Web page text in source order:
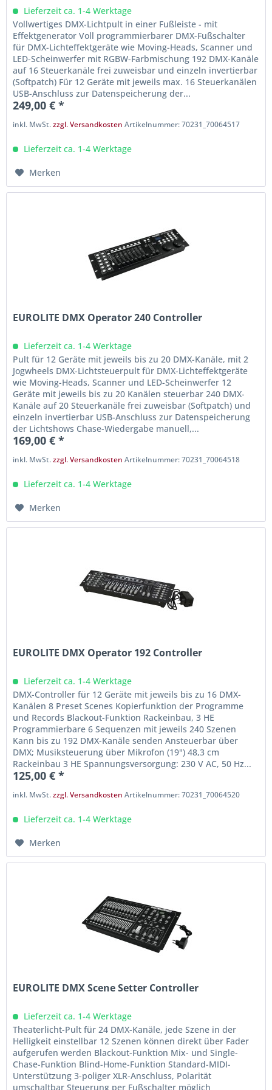
Lieferzeit ca. 1-4 Werktage
Vollwertiges DMX-Lichtpult in einer Fußleiste - mit
Effektgenerator Voll programmierbarer DMX-Fußschalter
für DMX-Lichteffektgeräte wie Moving-Heads, Scanner und
LED-Scheinwerfer mit RGBW-Farbmischung 192 DMX-Kanäle
auf 16 Steuerkanäle frei zuweisbar und einzeln invertierbar
(Softpatch) Für 12 Geräte mit jeweils max. 16 Steuerkanälen
USB-Anschluss zur Datenspeicherung der...
249,00 € *
inkl. MwSt.zzgl. Versandkosten Artikelnummer: 70231_70064517
Lieferzeit ca. 1-4 Werktage
Merken
EUROLITE DMX Operator 240 Controller
Lieferzeit ca. 1-4 Werktage
Pult für 12 Geräte mit jeweils bis zu 20 DMX-Kanäle, mit 2
Jogwheels DMX-Lichtsteuerpult für DMX-Lichteffektgeräte
wie Moving-Heads, Scanner und LED-Scheinwerfer 12
Geräte mit jeweils bis zu 20 Kanälen steuerbar 240 DMX-
Kanäle auf 20 Steuerkanäle frei zuweisbar (Softpatch) und
einzeln invertierbar USB-Anschluss zur Datenspeicherung
der Lichtshows Chase-Wiedergabe manuell,...
169,00 € *
inkl. MwSt.zzgl. Versandkosten Artikelnummer: 70231_70064518
Lieferzeit ca. 1-4 Werktage
Merken
EUROLITE DMX Operator 192 Controller
Lieferzeit ca. 1-4 Werktage
DMX-Controller für 12 Geräte mit jeweils bis zu 16 DMX-
Kanälen 8 Preset Scenes Kopierfunktion der Programme
und Records Blackout-Funktion Rackeinbau, 3 HE
Programmierbare 6 Sequenzen mit jeweils 240 Szenen
Kann bis zu 192 DMX-Kanäle senden Ansteuerbar über
DMX; Musiksteuerung über Mikrofon (19") 48,3 cm
Rackeinbau 3 HE Spannungsversorgung: 230 V AC, 50 Hz...
125,00 € *
inkl. MwSt.zzgl. Versandkosten Artikelnummer: 70231_70064520
Lieferzeit ca. 1-4 Werktage
Merken
EUROLITE DMX Scene Setter Controller
Lieferzeit ca. 1-4 Werktage
Theaterlicht-Pult für 24 DMX-Kanäle, jede Szene in der
Helligkeit einstellbar 12 Szenen können direkt über Fader
aufgerufen werden Blackout-Funktion Mix- und Single-
Chase-Funktion Blind-Home-Funktion Standard-MIDI-
Unterstützung 3-poliger XLR-Anschluss, Polarität
umschaltbar Steuerung per Fußschalter möglich